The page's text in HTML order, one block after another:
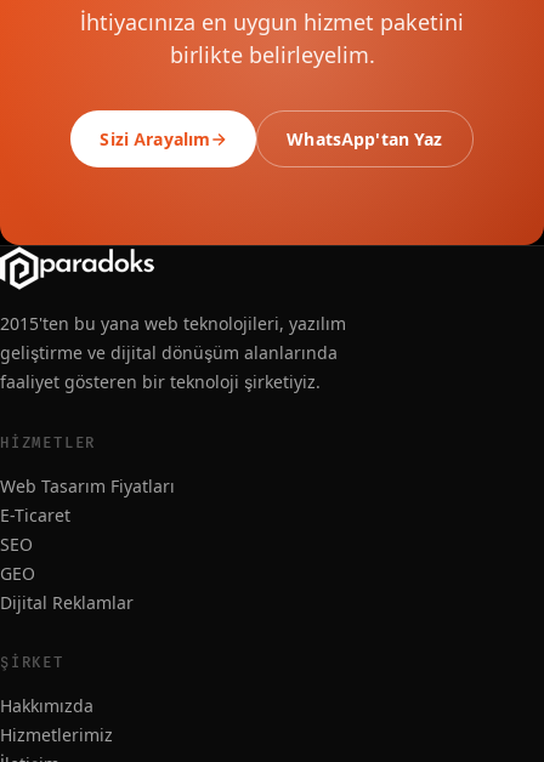
İhtiyacınıza en uygun hizmet paketini
birlikte belirleyelim.
Sizi Arayalım WhatsApp'tan Yaz
2015'ten bu yana web teknolojileri, yazılım
geliştirme ve dijital dönüşüm alanlarında
faaliyet gösteren bir teknoloji şirketiyiz.
HIZMETLER
Web Tasarım Fiyatları
E-Ticaret
SEO
GEO
Dijital Reklamlar
ŞIRKET
Hakkımızda
Hizmetlerimiz